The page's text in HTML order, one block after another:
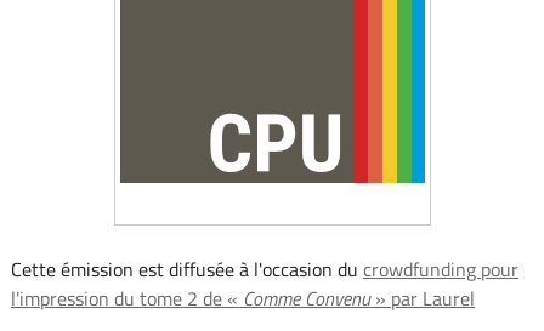
Cette émission est diffusée à l'occasion du crowdfunding pour
l'impression du tome 2 de « Comme Convenu» par Laurel